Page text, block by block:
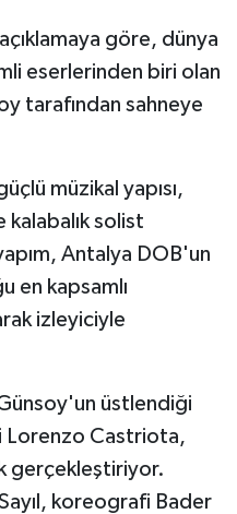
göre, dünya
eserlerinden biri olan
tarafından sahneye
müzikal yapısı,
solist
Antalya DOB'un
en kapsamlı
izleyiciyle
üstlendiği
Lorenzo Castriota,
gerçekleştiriyor.
koreografi Bader